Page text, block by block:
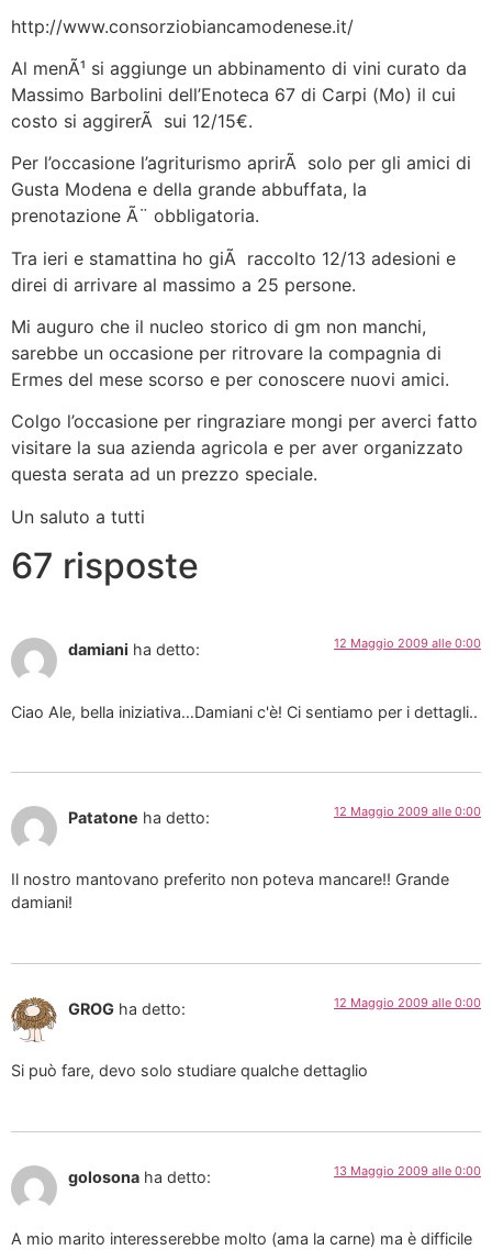
http://www.consorziobiancamodenese.it/
Al menÃ¹ si aggiunge un abbinamento di vini curato da
Massimo Barbolini dell’Enoteca 67 di Carpi (Mo) il cui
costo si aggirerÃ sui 12/15€.
Per l’occasione l’agriturismo aprirÃ solo per gli amici di
Gusta Modena e della grande abbuffata, la
prenotazione Ã¨ obbligatoria.
Tra ieri e stamattina ho giÃ raccolto 12/13 adesioni e
direi di arrivare al massimo a 25 persone.
Mi auguro che il nucleo storico di gm non manchi,
sarebbe un occasione per ritrovare la compagnia di
Ermes del mese scorso e per conoscere nuovi amici.
Colgo l’occasione per ringraziare mongi per averci fatto
visitare la sua azienda agricola e per aver organizzato
questa serata ad un prezzo speciale.
Un saluto a tutti
67 risposte
damiani ha detto: 12 Maggio 2009 alle 0:00
Ciao Ale, bella iniziativa…Damiani c'è! Ci sentiamo per i dettagli..
Patatone ha detto: 12 Maggio 2009 alle 0:00
Il nostro mantovano preferito non poteva mancare!! Grande
damiani!
GROG ha detto: 12 Maggio 2009 alle 0:00
Si può fare, devo solo studiare qualche dettaglio
golosona ha detto: 13 Maggio 2009 alle 0:00
A mio marito interesserebbe molto (ama la carne) ma è difficile